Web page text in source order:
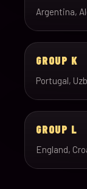
Argentina,
GROUP K
Portugal,
GROUP L
England,